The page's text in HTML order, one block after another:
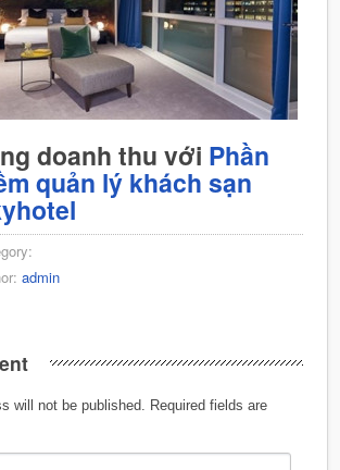
doanh thu với Phần
quản lý khách sạn
admin
will not be published.
Required fields are